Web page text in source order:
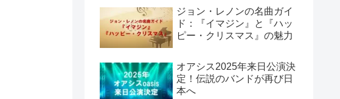
ジョン・レノンの名曲ガイ
ド：『イマジン』と『ハッ
ピー・クリスマス』の魅力
オアシス2025年来日公演決
定！伝説のバンドが再び日
本へ